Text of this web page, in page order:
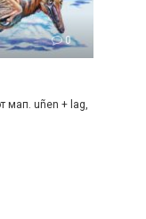
0
мап. uñen + lag,